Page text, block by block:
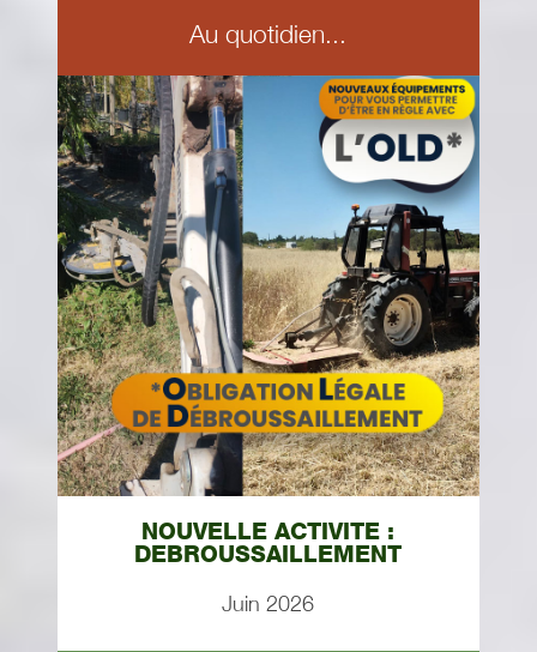
Au quotidien...
NOUVELLE ACTIVITE :
DEBROUSSAILLEMENT
Juin 2026